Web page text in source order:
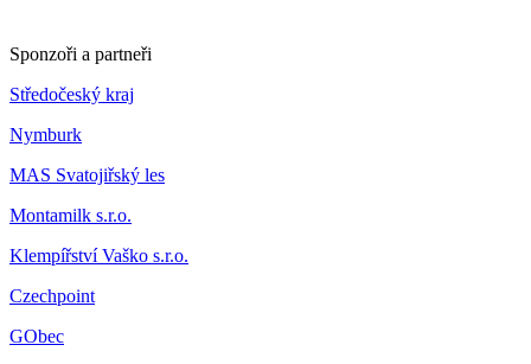
Sponzoři a partneři
Středočeský kraj
Nymburk
MAS Svatojiřský les
Montamilk s.r.o.
Klempířství Vaško s.r.o.
Czechpoint
GObec